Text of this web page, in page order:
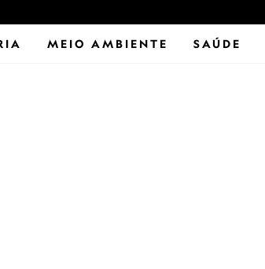
MEIO AMBIENTE SAÚDE